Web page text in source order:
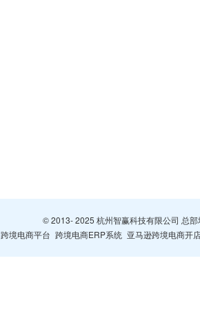
© 2013- 2025 杭州智赢科技有限公司 总
跨境电商平台 跨境电商ERP系统 亚马逊跨境电商开